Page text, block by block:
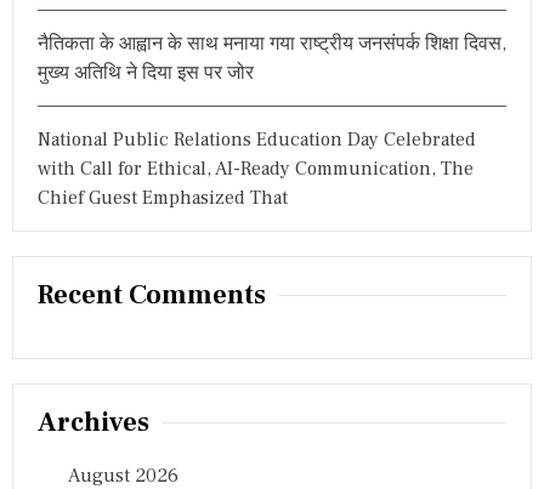
नैतिकता के आह्वान के साथ मनाया गया राष्ट्रीय जनसंपर्क शिक्षा दिवस,
मुख्य अतिथि ने दिया इस पर जोर
National Public Relations Education Day Celebrated
with Call for Ethical, AI-Ready Communication, The
Chief Guest Emphasized That
Recent Comments
Archives
August 2026